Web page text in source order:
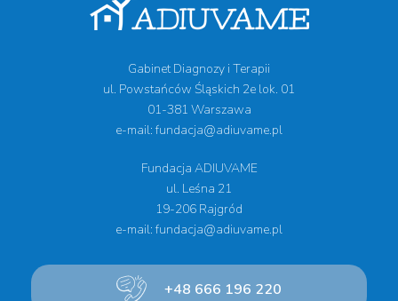
Gabinet Diagnozy i Terapii
ul. Powstańców Śląskich 2e lok. 01
01-381 Warszawa
e-mail: fundacja@adiuvame.pl
Fundacja ADIUVAME
ul. Leśna 21
19-206 Rajgród
e-mail: fundacja@adiuvame.pl
+48 666 196 220